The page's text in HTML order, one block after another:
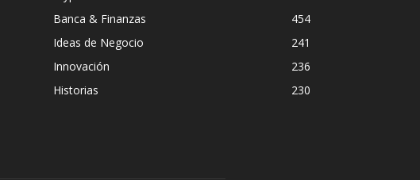
Banca & Finanzas
454
Ideas de Negocio
241
Innovación
236
Historias
230